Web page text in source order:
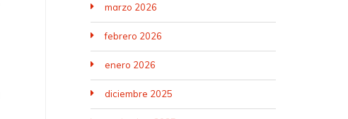
marzo 2026
febrero 2026
enero 2026
diciembre 2025